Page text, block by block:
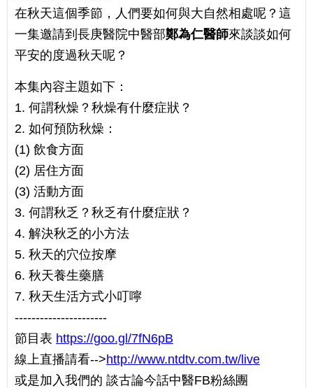
在秋天這個季節，人們要如何與大自然相處呢？這
一集邀請到長庚醫院中醫部鄭為仁醫師來談談如何
平安的度過秋天呢？
本集內容主題如下：
1. 何謂秋燥？秋燥有什麼症狀？
2. 如何預防秋燥：
(1) 飲食方面
(2) 居住方面
(3) 活動方面
3. 何謂秋乏？秋乏有什麼症狀？
4. 解決秋乏的小方法
5. 秋天的穴位按摩
6. 秋天養生藥膳
7. 秋天生活方式小叮嚀
----------------------
節目表 https://goo.gl/7fN6pB
線上直播請看-->http://www.ntdtv.com.tw/live
或是加入我們的 談古論今話中醫FB粉絲團